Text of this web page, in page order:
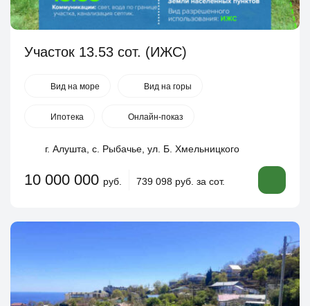
Участок 13.53 сот. (ИЖС)
Вид на море Вид на горы
Ипотека Онлайн-показ
г. Алушта, с. Рыбачье, ул. Б. Хмельницкого
10 000 000 руб. 739 098 руб. за сот.